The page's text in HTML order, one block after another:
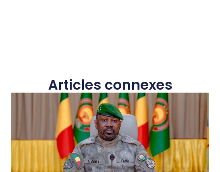
Articles connexes